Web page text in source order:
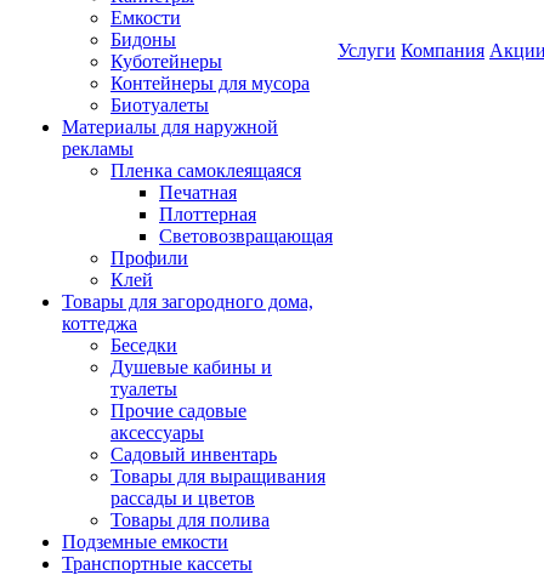
Емкости
Бидоны
Куботейнеры
Контейнеры для мусора
Биотуалеты
Материалы для наружной
рекламы
Пленка самоклеящаяся
Печатная
Плоттерная
Световозвращающая
Профили
Клей
Товары для загородного дома,
коттеджа
Беседки
Душевые кабины и
туалеты
Прочие садовые
аксессуары
Садовый инвентарь
Товары для выращивания
рассады и цветов
Товары для полива
Подземные емкости
Транспортные кассеты
Услуги Компания